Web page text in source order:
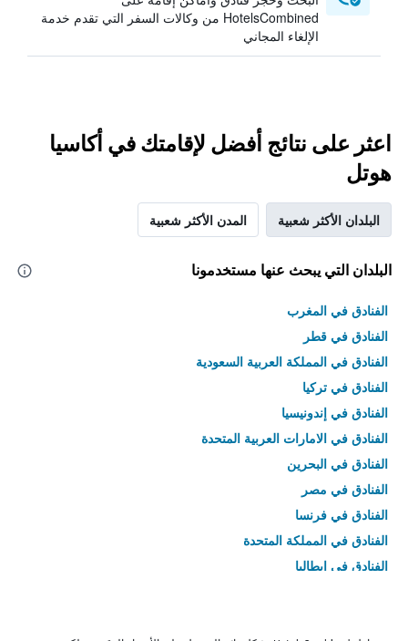
HotelsCombined من وكالات السفر التي تقدم خدمة
الإلغاء المجاني
اعثر على نتائج أفضل لإقامتك في أكاسيا
هوتل
البلدان الأكثر شعبية المدن الأكثر شعبية
البلدان التي يبحث عنها مستخدمونا
الفنادق في المغرب
الفنادق في قطر
الفنادق في المملكة العربية السعودية
الفنادق في تركيا
الفنادق في إندونيسيا
الفنادق في الامارات العربية المتحدة
الفنادق في البحرين
الفنادق في مصر
الفنادق في فرنسا
الفنادق في المملكة المتحدة
الفنادق في إيطاليا